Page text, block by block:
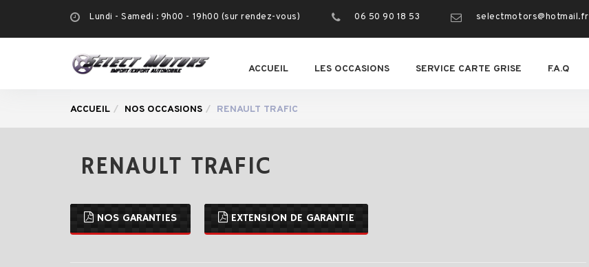
Lundi - Samedi : 9h00 - 19h00 (sur rendez-vous) 06 50 90 18 53 selectmotors@hotmail.fr
ACCUEIL LES OCCASIONS SERVICE CARTE GRISE F.A.Q
ACCUEIL NOS OCCASIONS RENAULT TRAFIC
RENAULT TRAFIC
NOS GARANTIES EXTENSION DE GARANTIE